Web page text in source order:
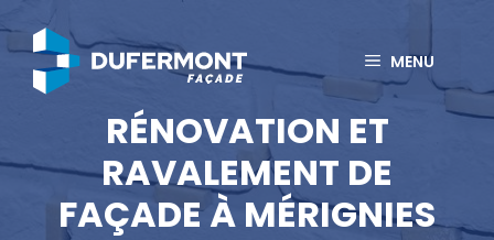
au
contenu
MENU
RÉNOVATION ET
RAVALEMENT DE
FAÇADE À MÉRIGNIES